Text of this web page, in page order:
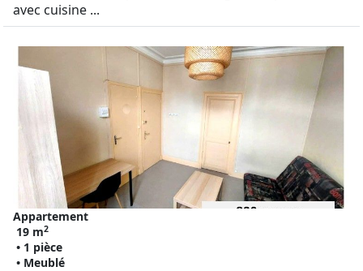
avec cuisine ...
Appartement
19 m2
• 1 pièce
• Meublé